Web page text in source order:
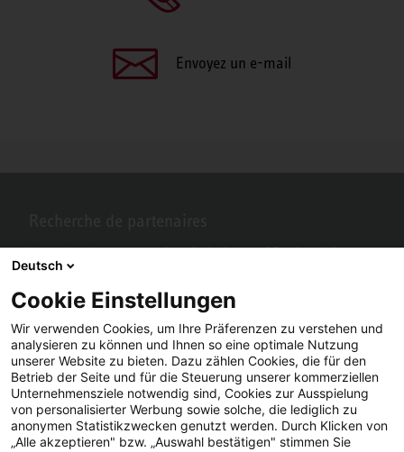
Envoyez un e-mail
Vous recherchez un partenaire près de chez vous? Pas de problème
avec STIEBEL ELTRON.
Facebook YouTube LinkedIn
Deutsch
Cookie Einstellungen
Wir verwenden Cookies, um Ihre Präferenzen zu verstehen und
analysieren zu können und Ihnen so eine optimale Nutzung
unserer Website zu bieten. Dazu zählen Cookies, die für den
Betrieb der Seite und für die Steuerung unserer kommerziellen
Unternehmensziele notwendig sind, Cookies zur Ausspielung
von personalisierter Werbung sowie solche, die lediglich zu
anonymen Statistikzwecken genutzt werden. Durch Klicken von
„Alle akzeptieren" bzw. „Auswahl bestätigen" stimmen Sie